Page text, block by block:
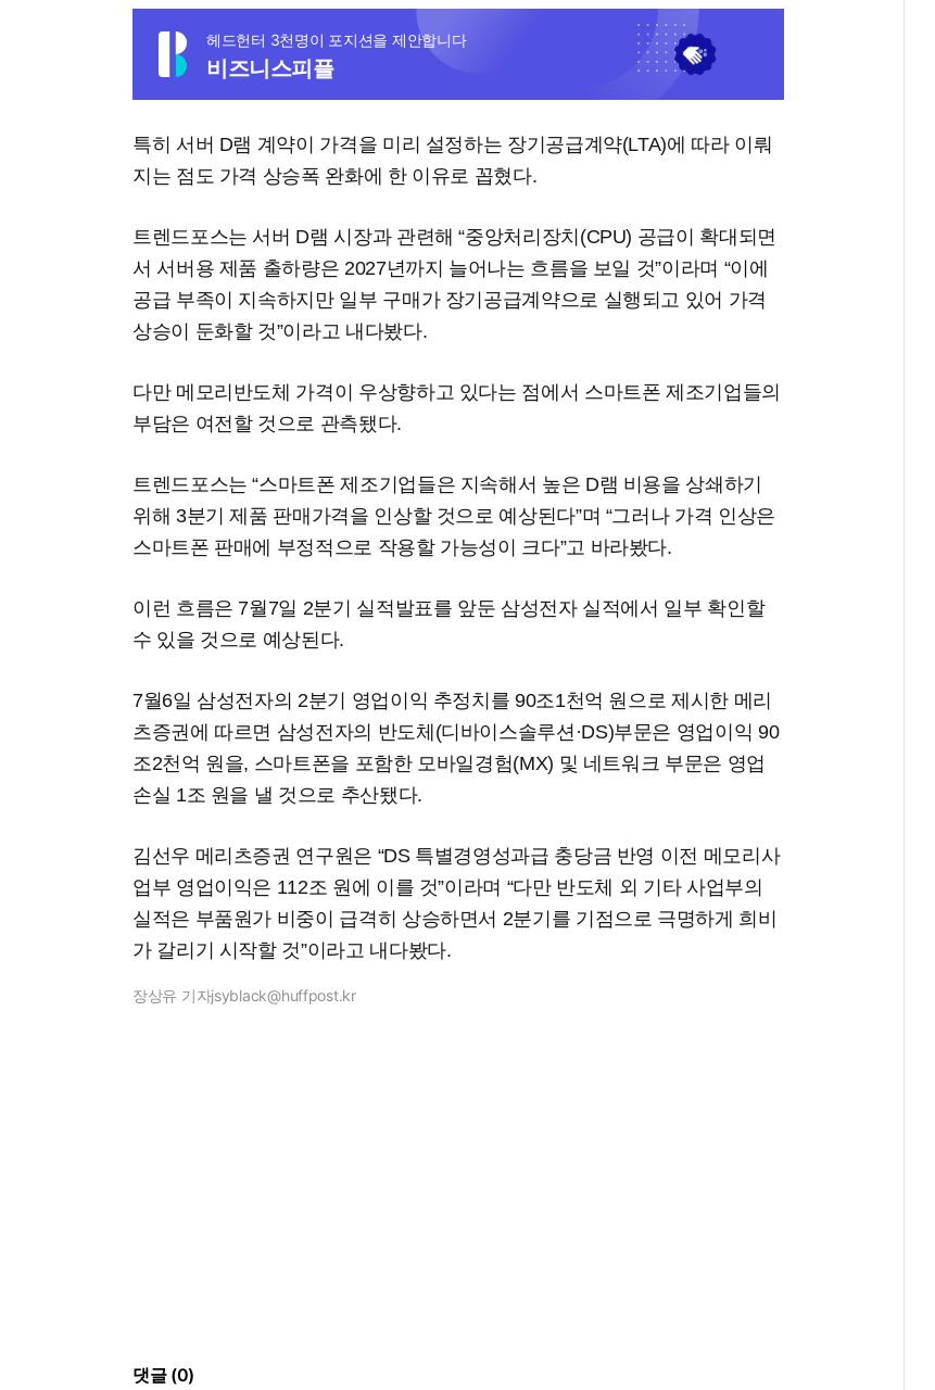
헤드헌터 3천명이 포지션을 제안합니다
비즈니스피플
특히 서버 D램 계약이 가격을 미리 설정하는 장기공급계약(LTA)에 따라 이뤄
지는 점도 가격 상승폭 완화에 한 이유로 꼽혔다.
트렌드포스는 서버 D램 시장과 관련해 “중앙처리장치(CPU) 공급이 확대되면
서 서버용 제품 출하량은 2027년까지 늘어나는 흐름을 보일 것”이라며 “이에
공급 부족이 지속하지만 일부 구매가 장기공급계약으로 실행되고 있어 가격
상승이 둔화할 것”이라고 내다봤다.
다만 메모리반도체 가격이 우상향하고 있다는 점에서 스마트폰 제조기업들의
부담은 여전할 것으로 관측됐다.
트렌드포스는 “스마트폰 제조기업들은 지속해서 높은 D램 비용을 상쇄하기
위해 3분기 제품 판매가격을 인상할 것으로 예상된다”며 “그러나 가격 인상은
스마트폰 판매에 부정적으로 작용할 가능성이 크다”고 바라봤다.
이런 흐름은 7월7일 2분기 실적발표를 앞둔 삼성전자 실적에서 일부 확인할
수 있을 것으로 예상된다.
7월6일 삼성전자의 2분기 영업이익 추정치를 90조1천억 원으로 제시한 메리
츠증권에 따르면 삼성전자의 반도체(디바이스솔루션·DS)부문은 영업이익 90
조2천억 원을, 스마트폰을 포함한 모바일경험(MX) 및 네트워크 부문은 영업
손실 1조 원을 낼 것으로 추산됐다.
김선우 메리츠증권 연구원은 “DS 특별경영성과급 충당금 반영 이전 메모리사
업부 영업이익은 112조 원에 이를 것”이라며 “다만 반도체 외 기타 사업부의
실적은 부품원가 비중이 급격히 상승하면서 2분기를 기점으로 극명하게 희비
가 갈리기 시작할 것”이라고 내다봤다.
장상유 기자jsyblack@huffpost.kr
댓글 (0)